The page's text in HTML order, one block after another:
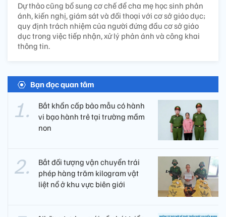
Dự thảo cũng bổ sung cơ chế để cha mẹ học sinh phản
ánh, kiến nghị, giám sát và đối thoại với cơ sở giáo dục;
quy định trách nhiệm của người đứng đầu cơ sở giáo
dục trong việc tiếp nhận, xử lý phản ánh và công khai
thông tin.
Bạn đọc quan tâm
Bắt khẩn cấp bảo mẫu có hành
vi bạo hành trẻ tại trường mầm
non
Bắt đối tượng vận chuyển trái
phép hàng trăm kilogram vật
liệt nổ ở khu vực biên giới